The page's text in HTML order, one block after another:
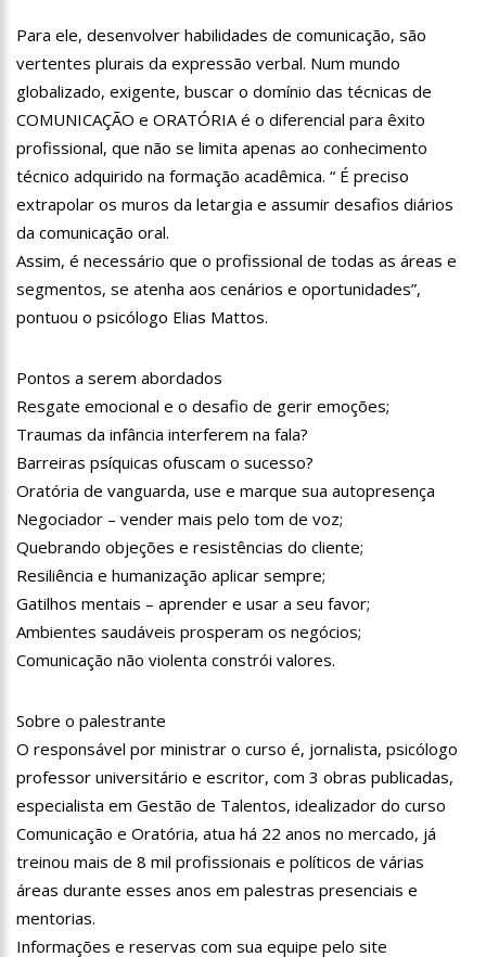
Provas do concurso da Semsa do nível médio acontecem
neste domingo em Manaus
15:24 Wilson Lima concede a 6.705 famílias o direito de uso da terra
em 11 Unidades de Conservação Estaduais
20:34 Capacitação para Conselheiros Tutelares do Amazonas tem
inicio programado para setembro
17:01 Veja agora a programação Cultural para o domingo do Dia
dos Pais na cidade de Manaus.
Após Receber R$21,4 Milhões Do Governo Do Amazonas,
Prime Serviços É Barrada Pelo CSC
18:55 Violinista Victor Camilo encanta a cidade de Manaus com
suas belas performance
massa contra a Influenza, sendo disponibilizada para toda
população.
11:41 Morre Otávio Raman Neves, dono do jornal em tempo,
afiliada do SBT em Manaus, de covid-19. Muita emoção dos
familiares e amigos que compareceram ao velório.
17:35 Omar Aziz anuncia, CPI da Covid não fará recesso.
18:55
594 doses vencidas da AstraZeneca foram aplicadas no
Amazonas
18:13 402 mil casos de covid-19, já ultrapassa no Amazonas e
registra 14 novos óbitos.
07:35 Covid-19, Wilson Lima, família Lins X CPI DA SAÚDE – AM
Saiba quem é o novo amor de Flordelis. ela aparece em
vídeo chamando jovem de “amor”
13:42 Fausto Júnior Pode Ser O Primeiro A Sair Preso Da CPI Da
Covid
07:27 Prefeitura de Manaus define esquema para o ‘viradão’ da
vacinação contra a Covid-19 nos dias 29 e 30/6
07:21
Mais de 100 agentes da Segurança Pública atuaram durante
a operação ‘Live Parintins 2021’
07:17 Polícia Militar recupera veículos e detém suspeito por furto
de carro neste fim de semana
Para ele, desenvolver habilidades de comunicação, são
vertentes plurais da expressão verbal. Num mundo
globalizado, exigente, buscar o domínio das técnicas de
COMUNICAÇÃO e ORATÓRIA é o diferencial para êxito
profissional, que não se limita apenas ao conhecimento
técnico adquirido na formação acadêmica. “ É preciso
extrapolar os muros da letargia e assumir desafios diários
da comunicação oral.
Assim, é necessário que o profissional de todas as áreas e
segmentos, se atenha aos cenários e oportunidades”,
pontuou o psicólogo Elias Mattos.
Pontos a serem abordados
Resgate emocional e o desafio de gerir emoções;
Traumas da infância interferem na fala?
Barreiras psíquicas ofuscam o sucesso?
Oratória de vanguarda, use e marque sua autopresença
Negociador – vender mais pelo tom de voz;
Quebrando objeções e resistências do cliente;
Resiliência e humanização aplicar sempre;
Gatilhos mentais – aprender e usar a seu favor;
Ambientes saudáveis prosperam os negócios;
Comunicação não violenta constrói valores.
Sobre o palestrante
O responsável por ministrar o curso é, jornalista, psicólogo
professor universitário e escritor, com 3 obras publicadas,
especialista em Gestão de Talentos, idealizador do curso
Comunicação e Oratória, atua há 22 anos no mercado, já
treinou mais de 8 mil profissionais e políticos de várias
áreas durante esses anos em palestras presenciais e
mentorias.
Informações e reservas com sua equipe pelo site